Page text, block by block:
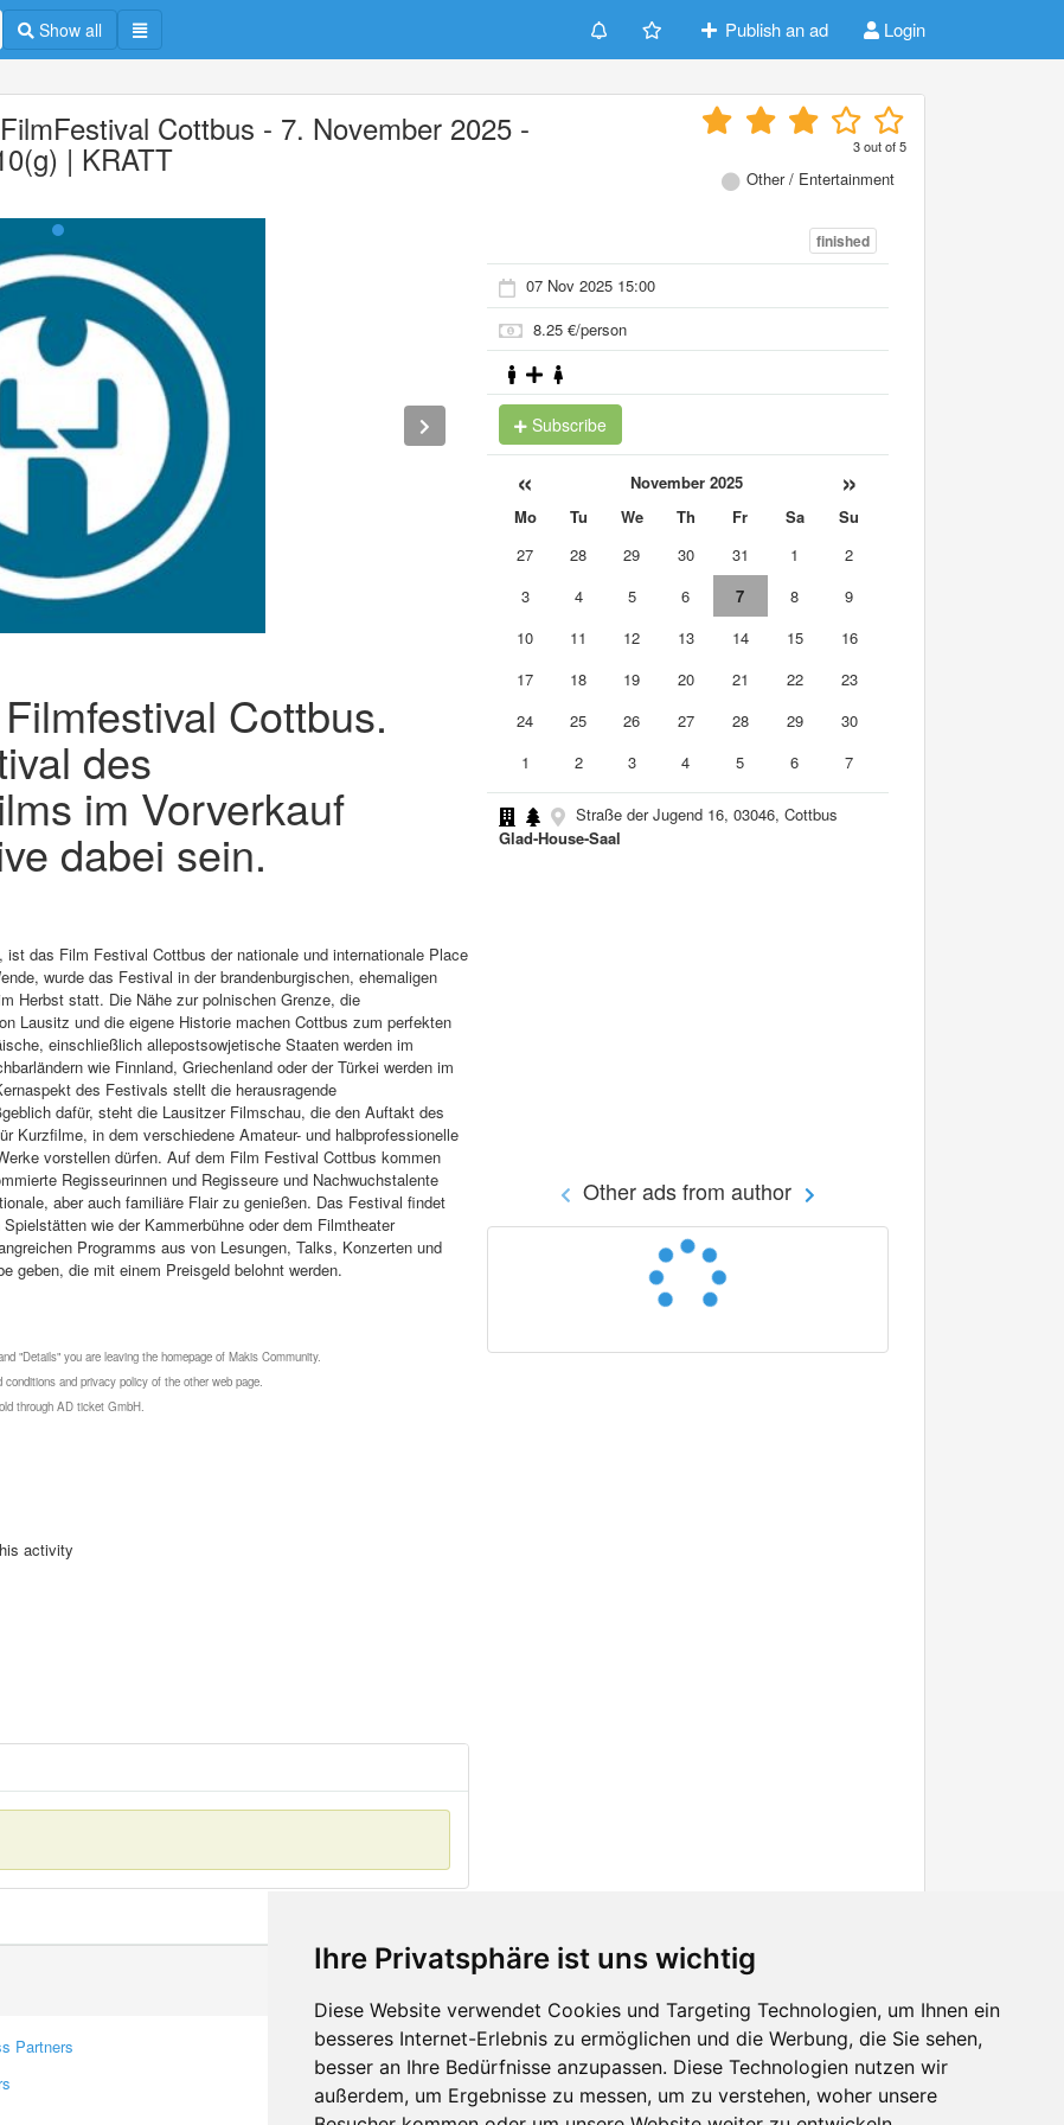
Ihre Privatsphäre ist uns wichtig
Diese Website verwendet Cookies und Targeting Technologien, um Ihnen ein
besseres Internet-Erlebnis zu ermöglichen und die Werbung, die Sie sehen,
besser an Ihre Bedürfnisse anzupassen. Diese Technologien nutzen wir
außerdem, um Ergebnisse zu messen, um zu verstehen, woher unsere
Show all Publish an ad Login
Cottbus - 7. November 2025 -
| KRATT 3out of5
Other / Entertainment
Cottbus.
des
im Vorverkauf
dabei sein.
das Film Festival Cottbus der nationale und internationale Place
wurde das Festival in der brandenburgischen, ehemaligen
Herbst statt. Die Nähe zur polnischen Grenze, die
Lausitz und die eigene Historie machen Cottbus zum perfekten
einschließlich allepostsowjetische Staaten werden im
wie Finnland, Griechenland oder der Türkei werden im
des Festivals stellt die herausragende
dafür, steht die Lausitzer Filmschau, die den Auftakt des
Kurzfilme, in dem verschiedene Amateur- und halbprofessionelle
vorstellen dürfen. Auf dem Film Festival Cottbus kommen
Regisseurinnen und Regisseure und Nachwuchstalente
aber auch familiäre Flair zu genießen. Das Festival findet
wie der Kammerbühne oder dem Filmtheater
Programms aus von Lesungen, Talks, Konzerten und
geben, die mit einem Preisgeld belohnt werden.
"Details" you are leaving the homepage of Makis Community.
and privacy policy of the other web page.
through AD ticket GmbH.
activity
finished
07 Nov 2025 15:00
8.25 €/person
Subscribe
« November 2025 »
Mo Tu We Th Fr Sa
Su
27
28 29 30 31 1
2
3
4 5 6 7 8
9
10
11 12 13 14 15
16
17
18 19 20 21 22
23
24
25 26 27 28 29
30
1
2 3 4 5 6 7
Straße der Jugend 16, 03046, Cottbus
Glad-House-Saal
Other ads from author
Partners
Contacts
Feedback
Report A Bug
Facebook
Twitter
YouTube